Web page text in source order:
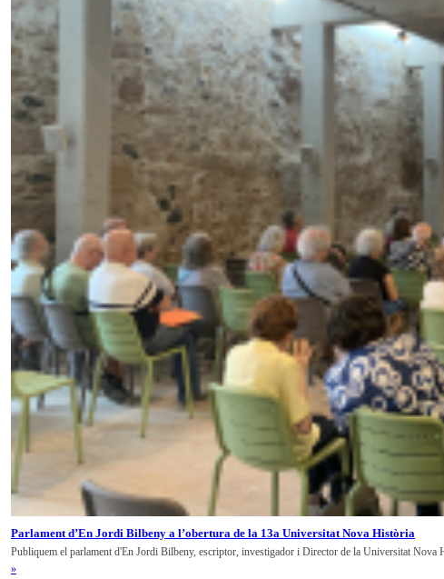
Parlament d’En Jordi Bilbeny a l’obertura de la 13a Universitat Nova Història
Publiquem el parlament d'En Jordi Bilbeny, escriptor, investigador i Director de la Universitat
»